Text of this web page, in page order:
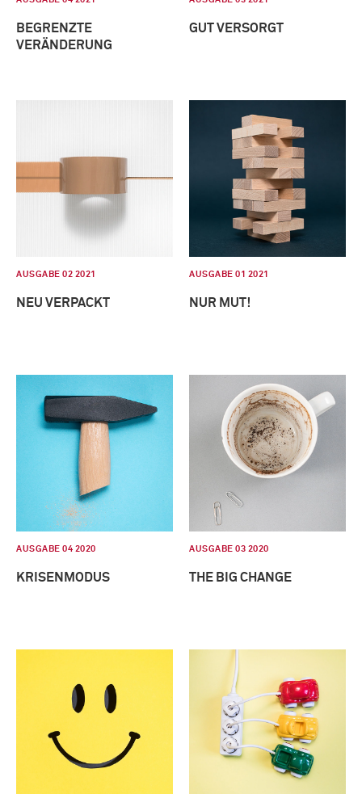
BEGRENZTE
VERÄNDERUNG
GUT VERSORGT
AUSGABE 02 2021
NEU VERPACKT
AUSGABE 01 2021
NUR MUT!
AUSGABE 04 2020
KRISENMODUS
AUSGABE 03 2020
THE BIG CHANGE